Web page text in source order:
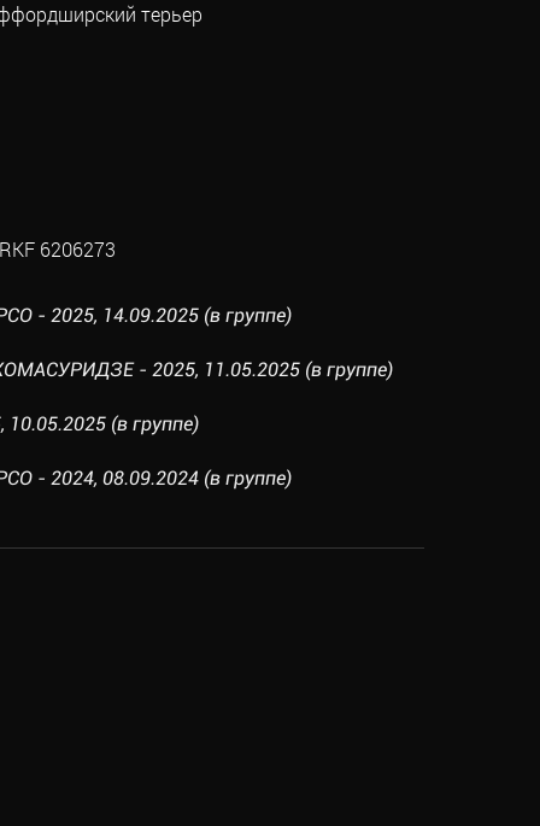
терьер
6206273
- 2025, 14.09.2025 (в группе)
- 2025, 11.05.2025 (в группе)
(в группе)
- 2024, 08.09.2024 (в группе)